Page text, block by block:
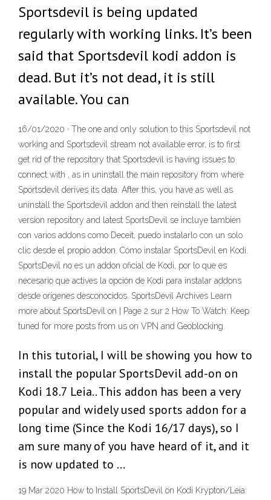
Sportsdevil is being updated
regularly with working links. It’s been
said that Sportsdevil kodi addon is
dead. But it’s not dead, it is still
available. You can
16/01/2020 · The one and only solution to this Sportsdevil not
working and Sportsdevil stream not available error, is to first
get rid of the repository that Sportsdevil is having issues to
connect with , as in uninstall the main repository from where
Sportsdevil derives its data. After this, you have as well as
uninstall the Sportsdevil addon and then reinstall the latest
version repository and latest SportsDevil se incluye también
con varios addons como Deceit, puedo instalarlo con un solo
clic desde el propio addon. Cómo instalar SportsDevil en Kodi.
SportsDevil no es un addon oficial de Kodi, por lo que es
necesario que actives la opción de Kodi para instalar addons
desde orígenes desconocidos. SportsDevil Archives Learn
more about SportsDevil on | Page 2 sur 2 How To Watch. Keep
tuned for more posts from us on VPN and Geoblocking.
In this tutorial, I will be showing you how to
install the popular SportsDevil add-on on
Kodi 18.7 Leia.. This addon has been a very
popular and widely used sports addon for a
long time (Since the Kodi 16/17 days), so I
am sure many of you have heard of it, and it
is now updated to …
19 Mar 2020 How to Install SportsDevil on Kodi Krypton/Leia: